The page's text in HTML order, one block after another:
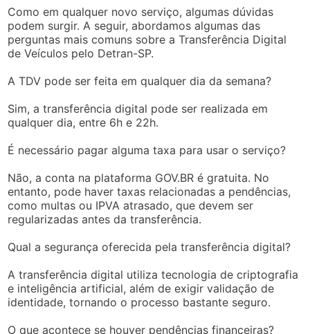
Como em qualquer novo serviço, algumas dúvidas
podem surgir. A seguir, abordamos algumas das
perguntas mais comuns sobre a Transferência Digital
de Veículos pelo Detran-SP.
A TDV pode ser feita em qualquer dia da semana?
Sim, a transferência digital pode ser realizada em
qualquer dia, entre 6h e 22h.
É necessário pagar alguma taxa para usar o serviço?
Não, a conta na plataforma GOV.BR é gratuita. No
entanto, pode haver taxas relacionadas a pendências,
como multas ou IPVA atrasado, que devem ser
regularizadas antes da transferência.
Qual a segurança oferecida pela transferência digital?
A transferência digital utiliza tecnologia de criptografia
e inteligência artificial, além de exigir validação de
identidade, tornando o processo bastante seguro.
O que acontece se houver pendências financeiras?